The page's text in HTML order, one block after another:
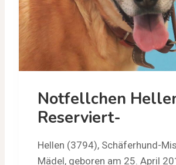
Notfellchen
Reserviert-
Hellen (3794), Schäferhund-
Mädel, geboren am 25. April